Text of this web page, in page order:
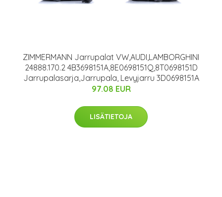
ZIMMERMANN Jarrupalat VW,AUDI,LAMBORGHINI
24888.170.2 4B3698151A,8E0698151Q,8T0698151D
Jarrupalasarja,Jarrupala, Levyjarru 3D0698151A
97.08 EUR
LISÄTIETOJA